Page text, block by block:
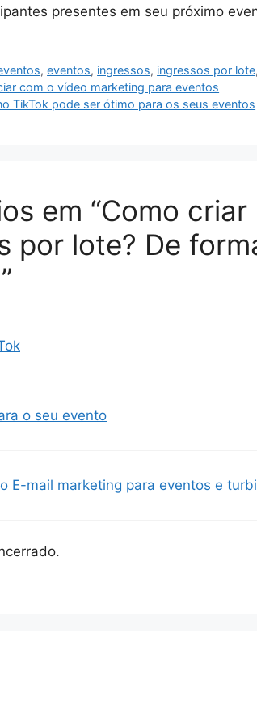
presentes em seu próximo
,eventos, ingressos, ingressos por lote,
com o vídeo marketing para eventos
TikTok pode ser ótimo para os seus eventos
em “Como criar
por lote? De
o seu evento
E-mail marketing para eventos e